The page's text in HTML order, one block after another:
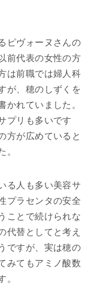
ピヴォーヌさんの
前代表の女性の方
は前職では婦人科
が、穂のしずくを
かれていました。
プリも多いです
方が広めていると
。
る人も多い美容サ
プラセンタの安全
ことで続けられな
代替としてと考え
ですが、実は穂の
みてもアミノ酸数
。